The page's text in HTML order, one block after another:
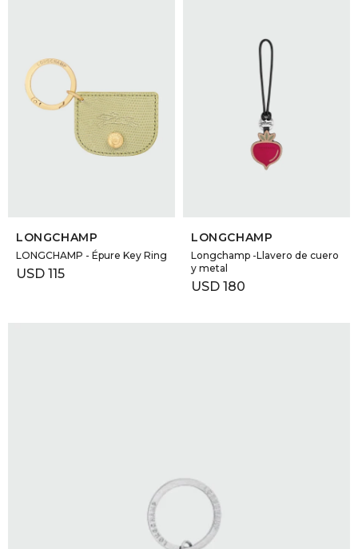
LONGCHAMP
LONGCHAMP - Épure Key Ring
USD 115
LONGCHAMP
Longchamp -Llavero de cuero
y metal
USD 180